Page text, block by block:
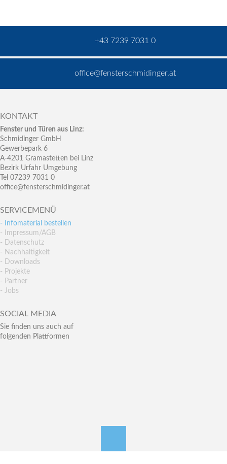
+43 7239 7031 0
office@fensterschmidinger.at
KONTAKT
Fenster und Türen aus Linz:
Schmidinger GmbH
Gewerbepark 6
A-4201 Gramastetten bei Linz
Bezirk Urfahr Umgebung
Tel 07239 7031 0
office@fensterschmidinger.at
SERVICEMENÜ
- Infomaterial bestellen
- Impressum/AGB
- Datenschutz
- Nachhaltigkeit
- Downloads
- Projekte
- Partner
- Jobs
SOCIAL MEDIA
Sie finden uns auch auf
folgenden Plattformen